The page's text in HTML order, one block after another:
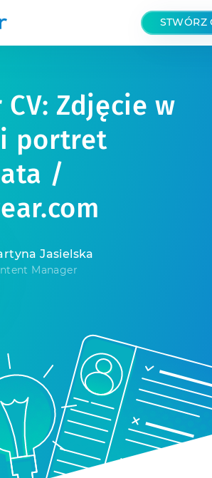
STWÓRZ
CV: Zdjęcie w
portret
/
Jasielska
Manager